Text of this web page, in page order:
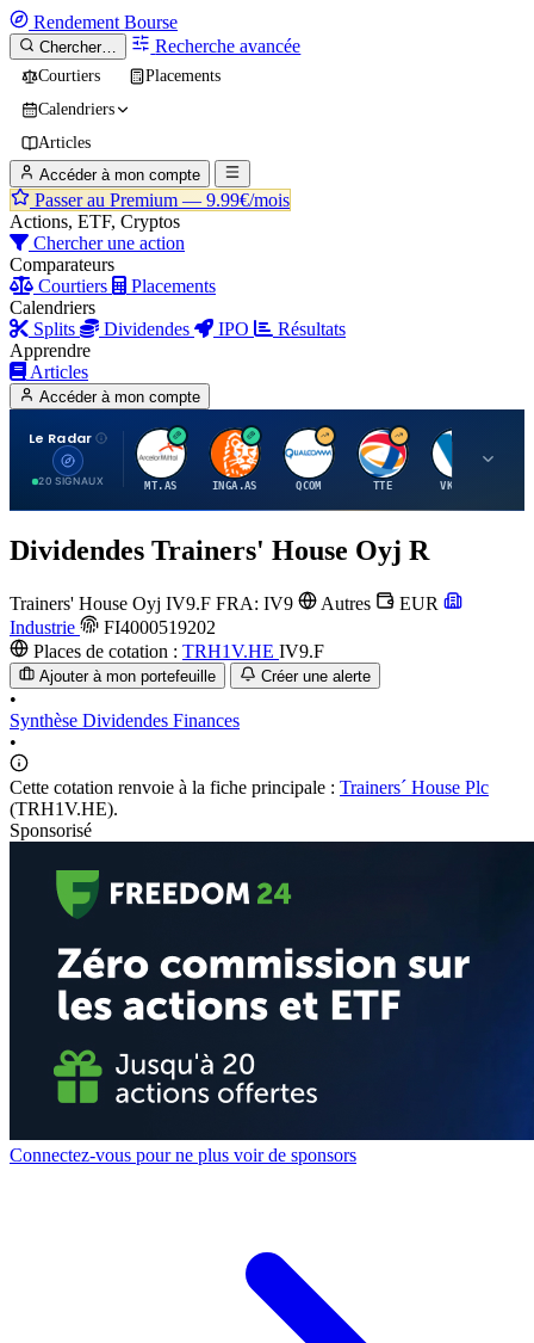
Rendement Bourse
Chercher… Recherche avancée
Courtiers
Placements
Calendriers
Articles
Accéder à mon compte
Passer au Premium — 9.99€/mois
Actions, ETF, Cryptos
Chercher une action
Comparateurs
Courtiers
Placements
Calendriers
Splits
Dividendes IPO
Résultats
Apprendre
Articles
Accéder à mon compte
Le Radar
20 SIGNAUX
A
MT.AS
I
INGA.AS
Q
QCOM
T
TTE VK.PA
Dividendes Trainers' House Oyj R
Trainers' House Oyj IV9.F FRA: IV9 Autres
EUR
Industrie
FI4000519202
Places de cotation : TRH1V.HE IV9.F
Ajouter à mon portefeuille Créer une alerte
•
Synthèse Dividendes Finances
•
Cette cotation renvoie à la fiche principale : Trainers´ House Plc
(TRH1V.HE).
Sponsorisé
Connectez-vous pour ne plus voir de sponsors